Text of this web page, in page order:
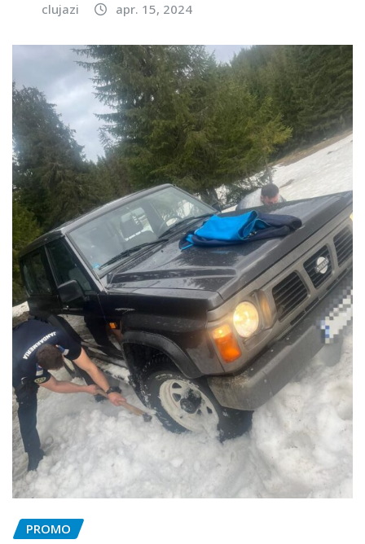
clujazi apr. 15, 2024
PROMO